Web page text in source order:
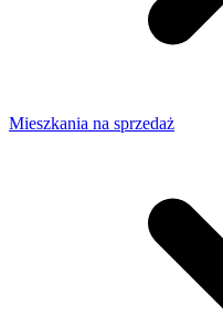
Mieszkania na sprzedaż